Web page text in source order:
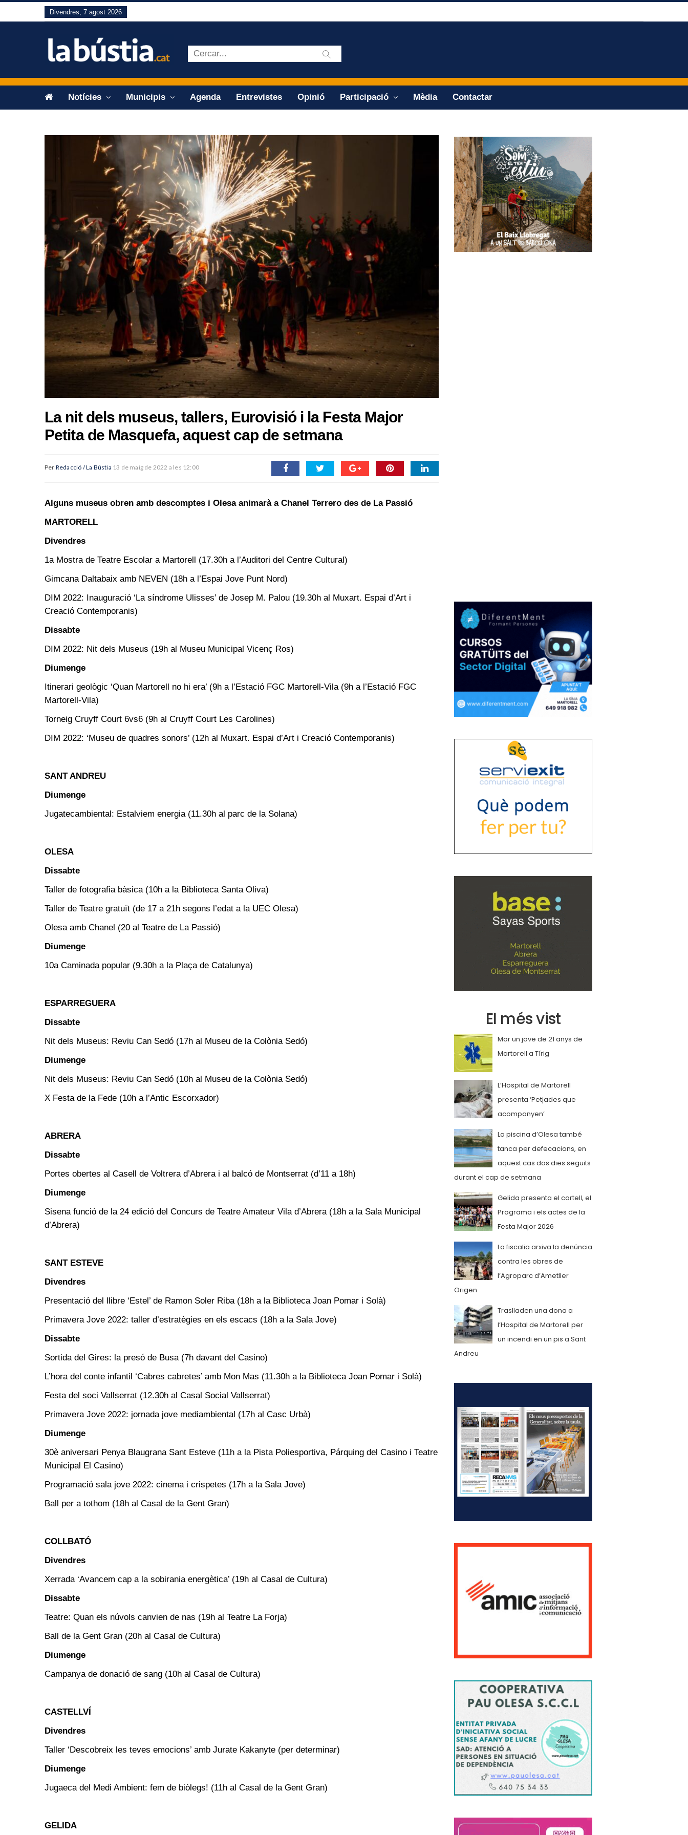
Divendres, 7 agost 2026
Notícies Municipis Agenda Entrevistes Opinió Participació Mèdia Contactar
La nit dels museus, tallers, Eurovisió i la Festa Major
Petita de Masquefa, aquest cap de setmana
Per Redacció / La Bústia 13 de maig de 2022 a les 12:00
Alguns museus obren amb descomptes i Olesa animarà a Chanel Terrero des de La Passió
MARTORELL
Divendres
1a Mostra de Teatre Escolar a Martorell (17.30h a l’Auditori del Centre Cultural)
Gimcana Daltabaix amb NEVEN (18h a l’Espai Jove Punt Nord)
DIM 2022: Inauguració ‘La síndrome Ulisses’ de Josep M. Palou (19.30h al Muxart. Espai d’Art i
Creació Contemporanis)
Dissabte
DIM 2022: Nit dels Museus (19h al Museu Municipal Vicenç Ros)
Diumenge
Itinerari geològic ‘Quan Martorell no hi era’ (9h a l’Estació FGC Martorell-Vila (9h a l’Estació FGC
Martorell-Vila)
Torneig Cruyff Court 6vs6 (9h al Cruyff Court Les Carolines)
DIM 2022: ‘Museu de quadres sonors’ (12h al Muxart. Espai d’Art i Creació Contemporanis)
SANT ANDREU
Diumenge
Jugatecambiental: Estalviem energia (11.30h al parc de la Solana)
OLESA
Dissabte
Taller de fotografia bàsica (10h a la Biblioteca Santa Oliva)
Taller de Teatre gratuït (de 17 a 21h segons l’edat a la UEC Olesa)
Olesa amb Chanel (20 al Teatre de La Passió)
Diumenge
10a Caminada popular (9.30h a la Plaça de Catalunya)
ESPARREGUERA
Dissabte
Nit dels Museus: Reviu Can Sedó (17h al Museu de la Colònia Sedó)
Diumenge
Nit dels Museus: Reviu Can Sedó (10h al Museu de la Colònia Sedó)
X Festa de la Fede (10h a l’Antic Escorxador)
ABRERA
Dissabte
Portes obertes al Casell de Voltrera d’Abrera i al balcó de Montserrat (d’11 a 18h)
Diumenge
Sisena funció de la 24 edició del Concurs de Teatre Amateur Vila d’Abrera (18h a la Sala Municipal
d’Abrera)
SANT ESTEVE
Divendres
Presentació del llibre ‘Estel’ de Ramon Soler Riba (18h a la Biblioteca Joan Pomar i Solà)
Primavera Jove 2022: taller d’estratègies en els escacs (18h a la Sala Jove)
Dissabte
Sortida del Gires: la presó de Busa (7h davant del Casino)
L’hora del conte infantil ‘Cabres cabretes’ amb Mon Mas (11.30h a la Biblioteca Joan Pomar i Solà)
Festa del soci Vallserrat (12.30h al Casal Social Vallserrat)
Primavera Jove 2022: jornada jove mediambiental (17h al Casc Urbà)
Diumenge
30è aniversari Penya Blaugrana Sant Esteve (11h a la Pista Poliesportiva, Párquing del Casino i Teatre
Municipal El Casino)
Programació sala jove 2022: cinema i crispetes (17h a la Sala Jove)
Ball per a tothom (18h al Casal de la Gent Gran)
COLLBATÓ
Divendres
Xerrada ‘Avancem cap a la sobirania energètica’ (19h al Casal de Cultura)
Dissabte
Teatre: Quan els núvols canvien de nas (19h al Teatre La Forja)
Ball de la Gent Gran (20h al Casal de Cultura)
Diumenge
Campanya de donació de sang (10h al Casal de Cultura)
CASTELLVÍ
Divendres
Taller ‘Descobreix les teves emocions’ amb Jurate Kakanyte (per determinar)
Diumenge
Jugaeca del Medi Ambient: fem de biòlegs! (11h al Casal de la Gent Gran)
GELIDA
El més vist
Mor un jove de 21 anys de
Martorell a Tírig
L’Hospital de Martorell
presenta ‘Petjades que
acompanyen’
La piscina d’Olesa també
tanca per defecacions, en
aquest cas dos dies seguits
durant el cap de setmana
Gelida presenta el cartell, el
Programa i els actes de la
Festa Major 2026
La fiscalia arxiva la denúncia
contra les obres de
l’Agroparc d’Ametller
Origen
Traslladen una dona a
l’Hospital de Martorell per
un incendi en un pis a Sant
Andreu